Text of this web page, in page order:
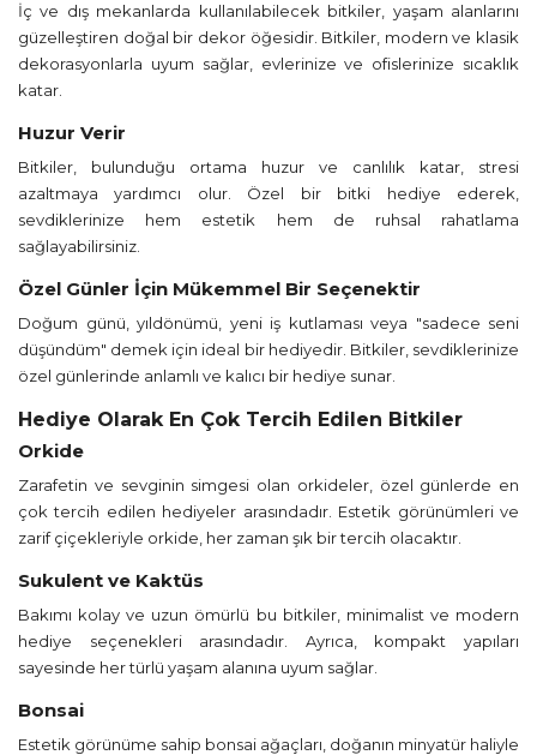
İç ve dış mekanlarda kullanılabilecek bitkiler, yaşam alanlarını
güzelleştiren doğal bir dekor öğesidir. Bitkiler, modern ve klasik
dekorasyonlarla uyum sağlar, evlerinize ve ofislerinize sıcaklık
katar.
Huzur Verir
Bitkiler, bulunduğu ortama huzur ve canlılık katar, stresi
azaltmaya yardımcı olur. Özel bir bitki hediye ederek,
sevdiklerinize hem estetik hem de ruhsal rahatlama
sağlayabilirsiniz.
Özel Günler İçin Mükemmel Bir Seçenektir
Doğum günü, yıldönümü, yeni iş kutlaması veya "sadece seni
düşündüm" demek için ideal bir hediyedir. Bitkiler, sevdiklerinize
özel günlerinde anlamlı ve kalıcı bir hediye sunar.
Hediye Olarak En Çok Tercih Edilen Bitkiler
Orkide
Zarafetin ve sevginin simgesi olan orkideler, özel günlerde en
çok tercih edilen hediyeler arasındadır. Estetik görünümleri ve
zarif çiçekleriyle orkide, her zaman şık bir tercih olacaktır.
Sukulent ve Kaktüs
Bakımı kolay ve uzun ömürlü bu bitkiler, minimalist ve modern
hediye seçenekleri arasındadır. Ayrıca, kompakt yapıları
sayesinde her türlü yaşam alanına uyum sağlar.
Bonsai
Estetik görünüme sahip bonsai ağaçları, doğanın minyatür haliyle